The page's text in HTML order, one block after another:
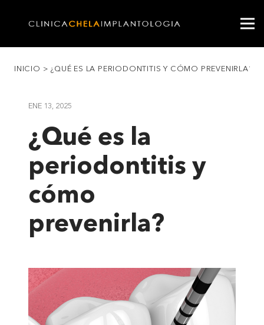
INICIO > ¿QUÉ ES LA PERIODONTITIS Y CÓMO PREVENIRLA?
ENE 13, 2025
¿Qué es la
periodontitis y
cómo
prevenirla?